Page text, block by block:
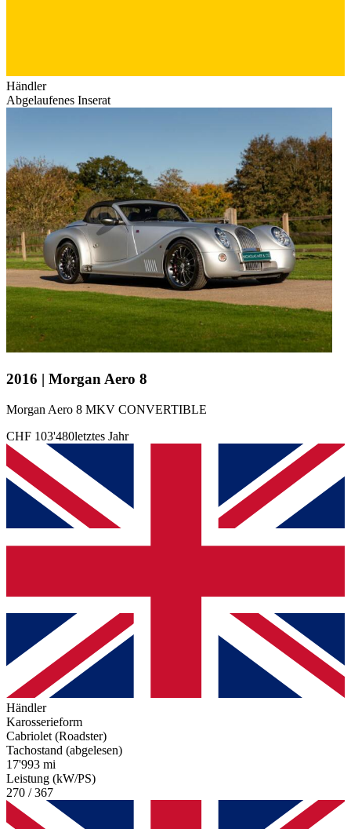
Händler
Abgelaufenes Inserat
2016 | Morgan Aero 8
Morgan Aero 8 MKV CONVERTIBLE
CHF 103'480letztes Jahr
Händler
Karosserieform
Cabriolet (Roadster)
Tachostand (abgelesen)
17'993 mi
Leistung (kW/PS)
270 / 367